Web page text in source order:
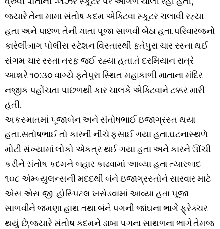
જ્યારે તેના મામા સંતોષ કદમ એક્ટિવા સ્કૂટર ચલાવી રહ્યા
હતા અને પાછળ તેની માતા પૂજા સાળવી બેઠા હતા.પરિવારજનો
કારેલીબાગ પોલીસ સ્ટેશન વિસ્તારથી ફતેપુરા ચાર રસ્તા થઈ
સંગમ ચાર રસ્તા તરફ જઈ રહ્યા હતા.તે દરમિયાન રાત્રે
આશરે ૧૦:૩૦ વાગ્યે ફતેપુરા સ્થિત મહાકાળી માતાના મંદિર
નજીક પહોંચતા પાછળથી કાર ચાલકે એક્ટિવાને ટક્કર મારી
હતી.
અકસ્માતમાં પૂજાબેન અને સંતોષભાઈ ઇજાગ્રસ્ત થયા
હતા.સંતોષભાઈ તો કારની નીચે ફસાઈ ગયા હતા.ઘટનાસ્થળે
મોટી સંખ્યામાં લોકો એકત્ર થઈ ગયા હતા અને કારને ઊંચી
કરીને સંતોષ કદમને બહાર કાઢવામાં આવ્યા હતા ત્યારબાદ
૧૦૮ એમ્બ્યુલન્સની મદદથી બંને ઇજાગ્રસ્તોને સારવાર માટે
એસ.એસ.જી. હોસ્પિટલ ખસેડવામાં આવ્યા હતા.પૂજા
સાળવીને જમણા હાથ તથા બંને પગની જાંઘના ભાગે ફ્રેક્ચર
થયું છે,જ્યારે સંતોષ કદમને ડાબા પગના સાથળના ભાગે તેમજ